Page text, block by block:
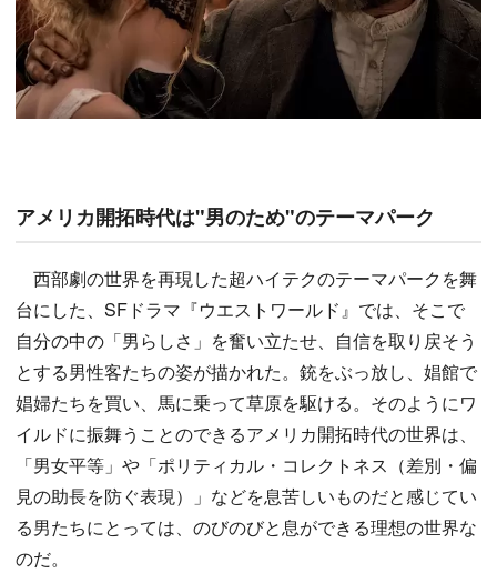
アメリカ開拓時代は"男のため"のテーマパーク
西部劇の世界を再現した超ハイテクのテーマパークを舞
台にした、SFドラマ『ウエストワールド』では、そこで
自分の中の「男らしさ」を奮い立たせ、自信を取り戻そう
とする男性客たちの姿が描かれた。銃をぶっ放し、娼館で
娼婦たちを買い、馬に乗って草原を駆ける。そのようにワ
イルドに振舞うことのできるアメリカ開拓時代の世界は、
「男女平等」や「ポリティカル・コレクトネス（差別・偏
見の助長を防ぐ表現）」などを息苦しいものだと感じてい
る男たちにとっては、のびのびと息ができる理想の世界な
のだ。